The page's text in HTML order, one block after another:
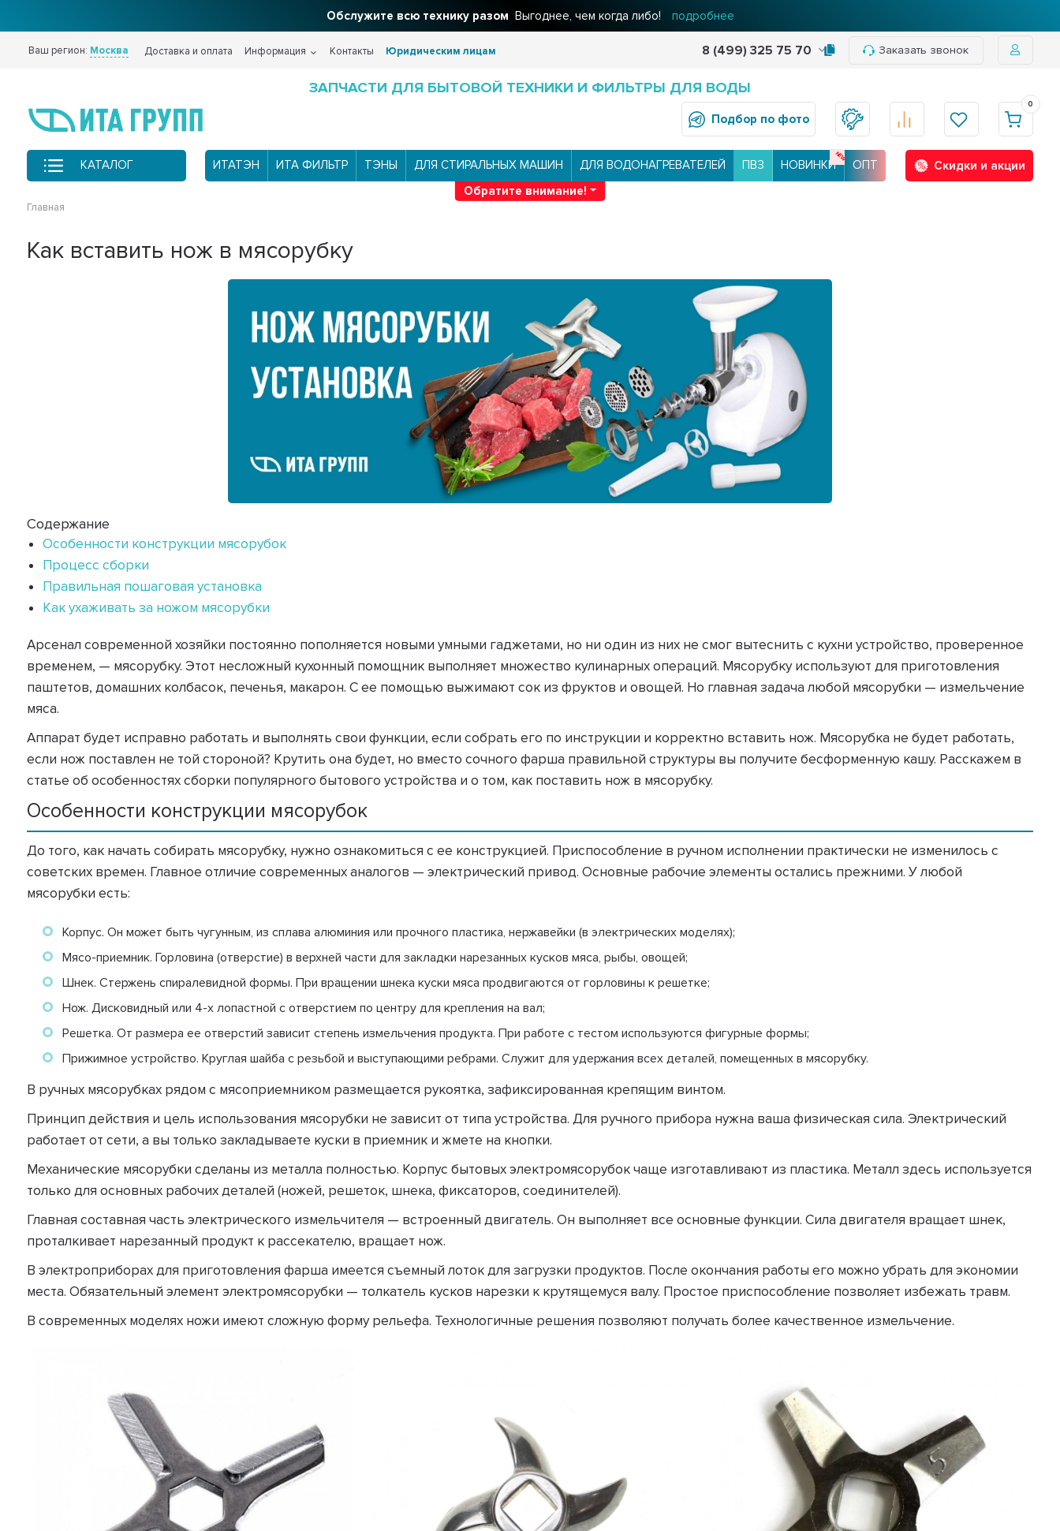
Обслужите всю технику разом Выгоднее, чем когда либо! подробнее
Ваш регион: Москва Доставка и оплата Информация Контакты Юридическим лицам 8 (499) 325 75 70 Заказать звонок
ЗАПЧАСТИ ДЛЯ БЫТОВОЙ ТЕХНИКИ И ФИЛЬТРЫ ДЛЯ ВОДЫ
Подбор по фото
0
КАТАЛОГ ИТАТЭН ИТА ФИЛЬТР ТЭНЫ ДЛЯ СТИРАЛЬНЫХ МАШИН ДЛЯ ВОДОНАГРЕВАТЕЛЕЙ ПВЗ НОВИНКИ ОПТ
Скидки и акции
Обратите внимание!
Главная
Как вставить нож в мясорубку
Содержание
Особенности конструкции мясорубок
Процесс сборки
Правильная пошаговая установка
Как ухаживать за ножом мясорубки
Арсенал современной хозяйки постоянно пополняется новыми умными гаджетами, но ни один из них не смог вытеснить с кухни устройство, проверенное
временем, — мясорубку. Этот несложный кухонный помощник выполняет множество кулинарных операций. Мясорубку используют для приготовления
паштетов, домашних колбасок, печенья, макарон. С ее помощью выжимают сок из фруктов и овощей. Но главная задача любой мясорубки — измельчение
мяса.
Аппарат будет исправно работать и выполнять свои функции, если собрать его по инструкции и корректно вставить нож. Мясорубка не будет работать,
если нож поставлен не той стороной? Крутить она будет, но вместо сочного фарша правильной структуры вы получите бесформенную кашу. Расскажем в
статье об особенностях сборки популярного бытового устройства и о том, как поставить нож в мясорубку.
Особенности конструкции мясорубок
До того, как начать собирать мясорубку, нужно ознакомиться с ее конструкцией. Приспособление в ручном исполнении практически не изменилось с
советских времен. Главное отличие современных аналогов — электрический привод. Основные рабочие элементы остались прежними. У любой
мясорубки есть:
Корпус. Он может быть чугунным, из сплава алюминия или прочного пластика, нержавейки (в электрических моделях);
Мясо-приемник. Горловина (отверстие) в верхней части для закладки нарезанных кусков мяса, рыбы, овощей;
Шнек. Стержень спиралевидной формы. При вращении шнека куски мяса продвигаются от горловины к решетке;
Нож. Дисковидный или 4-х лопастной с отверстием по центру для крепления на вал;
Решетка. От размера ее отверстий зависит степень измельчения продукта. При работе с тестом используются фигурные формы;
Прижимное устройство. Круглая шайба с резьбой и выступающими ребрами. Служит для удержания всех деталей, помещенных в мясорубку.
В ручных мясорубках рядом с мясоприемником размещается рукоятка, зафиксированная крепящим винтом.
Принцип действия и цель использования мясорубки не зависит от типа устройства. Для ручного прибора нужна ваша физическая сила. Электрический
работает от сети, а вы только закладываете куски в приемник и жмете на кнопки.
Механические мясорубки сделаны из металла полностью. Корпус бытовых электромясорубок чаще изготавливают из пластика. Металл здесь используется
только для основных рабочих деталей (ножей, решеток, шнека, фиксаторов, соединителей).
Главная составная часть электрического измельчителя — встроенный двигатель. Он выполняет все основные функции. Сила двигателя вращает шнек,
проталкивает нарезанный продукт к рассекателю, вращает нож.
В электроприборах для приготовления фарша имеется съемный лоток для загрузки продуктов. После окончания работы его можно убрать для экономии
места. Обязательный элемент электромясорубки — толкатель кусков нарезки к крутящемуся валу. Простое приспособление позволяет избежать травм.
В современных моделях ножи имеют сложную форму рельефа. Технологичные решения позволяют получать более качественное измельчение.